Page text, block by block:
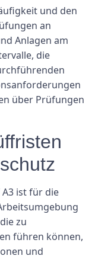
und den
an
Anlagen am
die
über Prüfungen
ist für die
zu
führen können,
und